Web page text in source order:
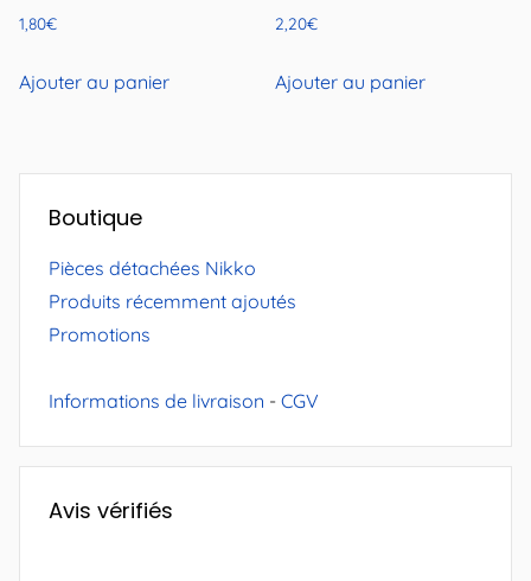
1,80€
Ajouter au panier
2,20€
Ajouter au panier
Boutique
Pièces détachées Nikko
Produits récemment ajoutés
Promotions
Informations de livraison - CGV
Avis vérifiés